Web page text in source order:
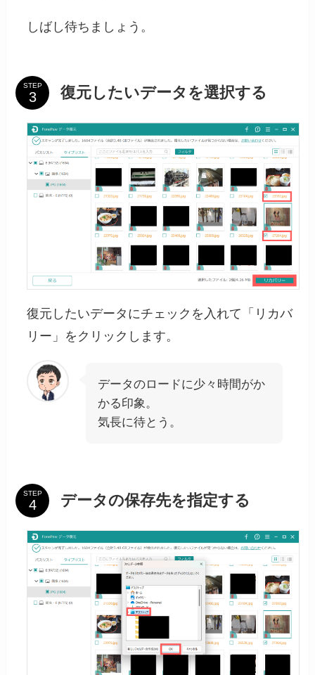
しばし待ちましょう。
STEP 復元したいデータを選択する
復元したいデータにチェックを入れて「リカバ
リー」をクリックします。
データのロードに少々時間がか
かる印象。
気長に待とう。
STEP データの保存先を指定する